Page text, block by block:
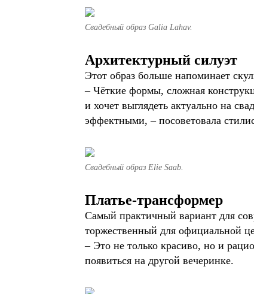
Свадебный образ Galia Lahav.
Архитектурный силуэт
Этот образ больше напоминает
– Чёткие формы, сложная
и хочет выглядеть актуально на
эффектными, – посоветовала
Свадебный образ Elie Saab.
Платье-трансформер
Самый практичный вариант для
торжественный для официальной
– Это не только красиво, но и
появиться на другой вечеринке.